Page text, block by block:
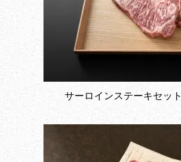
サーロインステーキセット